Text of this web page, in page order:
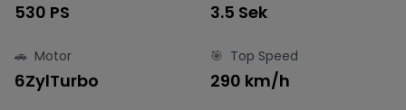
530 PS 3.5 Sek
🚗 Motor
6ZylTurbo
🎯 Top Speed
290 km/h